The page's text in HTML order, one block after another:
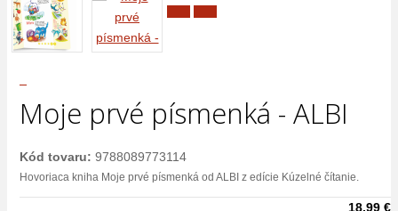
ALBI
písmenká -
ALBI
Moje prvé písmenká - ALBI
Kód tovaru: 9788089773114
Hovoriaca kniha Moje prvé písmenká od ALBI z edície Kúzelné čítanie.
18,99 €